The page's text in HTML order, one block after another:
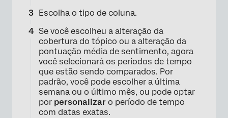
Escolha o tipo de coluna.
Se você escolheu a alteração da
cobertura do tópico ou a alteração da
pontuação média de sentimento, agora
você selecionará os períodos de tempo
que estão sendo comparados. Por
padrão, você pode escolher a última
semana ou o último mês, ou pode optar
por personalizar o período de tempo
com datas exatas.